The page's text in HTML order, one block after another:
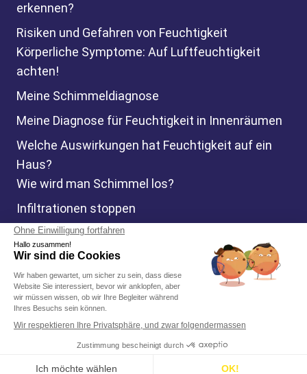
erkennen?
Risiken und Gefahren von Feuchtigkeit
Körperliche Symptome: Auf Luftfeuchtigkeit
achten!
Meine Schimmeldiagnose
Meine Diagnose für Feuchtigkeit in Innenräumen
Welche Auswirkungen hat Feuchtigkeit auf ein
Haus?
Wie wird man Schimmel los?
Infiltrationen stoppen
Aufsteigende Kapillaren stoppen
© Murprotec 2026. Alle Rechte vorbehalten.
Rechtliche Hinweise
Klicken Sie hier, um Ihre Cookie-Einstellungen zu ändern.
022 776 00 43
061 561 88 65